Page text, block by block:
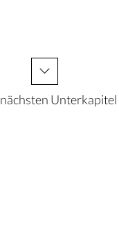
Unterkapitel